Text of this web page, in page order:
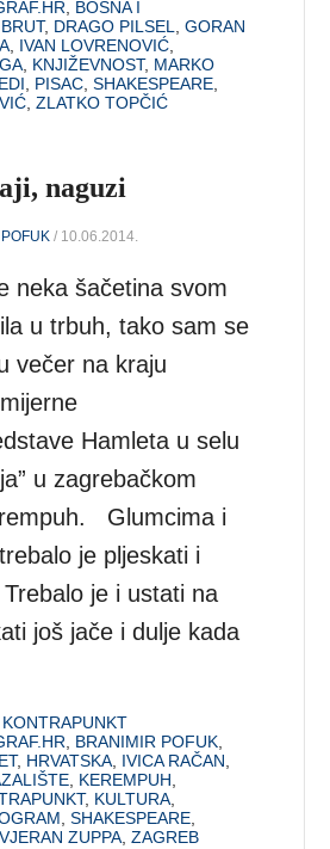
, BOSNA I
BRUT, DRAGO PILSEL,GORAN
, IVAN LOVRENOVIĆ,
, KNJIŽEVNOST, MARKO
, PISAC,SHAKESPEARE,
,ZLATKO TOPČIĆ
naguzi
/ 10.06.2014.
neka šačetina svom
u trbuh, tako sam se
večer na kraju
Hamleta u selu
u zagrebačkom
Glumcima i
je pljeskati i
je i ustati na
još jače i dulje kada
KONTRAPUNKT
, BRANIMIR POFUK,
, HRVATSKA, IVICA RAČAN,
, KEREMPUH,
, KULTURA,
,SHAKESPEARE,
VJERAN ZUPPA,ZAGREB